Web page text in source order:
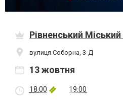
Рівненський
вулиця Соборна, 3-Д
13 жовтня
18:00 19:00